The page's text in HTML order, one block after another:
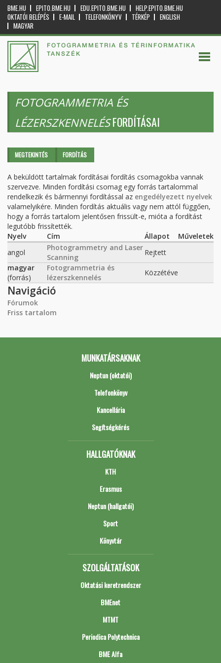
BME.HU EPITO.BME.HU EDU.EPITO.BME.HU
HELP.EPITO.BME.HU
OKTATÓI BELÉPÉS
E-MAIL TELEFONKÖNYV TÉRKÉP
ENGLISH
MAGYAR
FOTOGRAMMETRIA ÉS TÉRINFORMATIKA
TANSZÉK
FOTOGRAMMETRIA ÉS
LÉZERSZKENNELÉSFORDÍTÁSAI
Elsődleges fülek
MEGTEKINTÉS FORDÍTÁS
A beküldött tartalmak fordításai fordítás csomagokba vannak
szervezve. Minden fordítási csomag egy forrás tartalommal
rendelkezik és bármennyi fordítással az engedélyezett nyelvek
valamelyikére. Minden fordítás aktuális vagy nem attól függően,
hogy a forrás tartalom jelentősen frissült-e, mióta a fordítást
legutóbb frissítették.
Nyelv
Cím Állapot
Műveletek
angol
Photogrammetry and Laser
Scanning
Rejtett
magyar
(forrás)
Fotogrammetria és
lézerszkennelés
Közzétéve
Navigáció
Fórumok
Friss tartalom
MUNKATÁRSAKNAK
Neptun (oktatói)
Telefonkönyv
Kancellária
Segítségkérés
HALLGATÓKNAK
KTH
Erasmus
Neptun (hallgatói)
Sport
Könyvtár
SZOLGÁLTATÁSOK
Oktatási keretrendszer
BMEnet
MTMT
Periodica Polytechnica
BME Alfa